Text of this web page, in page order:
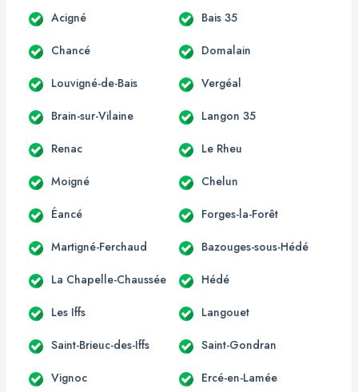
Acigné Bais 35
Chancé Domalain
Louvigné-de-Bais Vergéal
Brain-sur-Vilaine Langon 35
Renac Le Rheu
Moigné Chelun
Éancé Forges-la-Forêt
Martigné-Ferchaud Bazouges-sous-Hédé
La Chapelle-Chaussée Hédé
Les Iffs Langouet
Saint-Brieuc-des-Iffs Saint-Gondran
Vignoc Ercé-en-Lamée